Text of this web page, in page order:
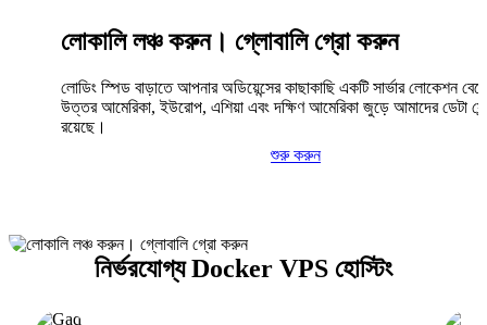
লোকালি লঞ্চ করুন। গ্লোবালি গ্রো করুন
লোডিং স্পিড বাড়াতে আপনার অডিয়েন্সের কাছাকাছি একটি সার্ভার লোকেশন
উত্তর আমেরিকা, ইউরোপ, এশিয়া এবং দক্ষিণ আমেরিকা জুড়ে আমাদের ডেটা
রয়েছে।
শুরু করুন
নির্ভরযোগ্য Docker VPS হোস্টিং